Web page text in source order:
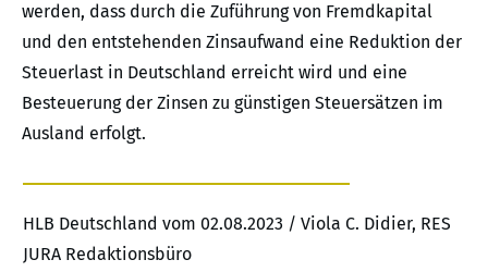
werden, dass durch die Zuführung von Fremdkapital
und den entstehenden Zinsaufwand eine Reduktion der
Steuerlast in Deutschland erreicht wird und eine
Besteuerung der Zinsen zu günstigen Steuersätzen im
Ausland erfolgt.
HLB Deutschland vom 02.08.2023 / Viola C. Didier, RES
JURA Redaktionsbüro